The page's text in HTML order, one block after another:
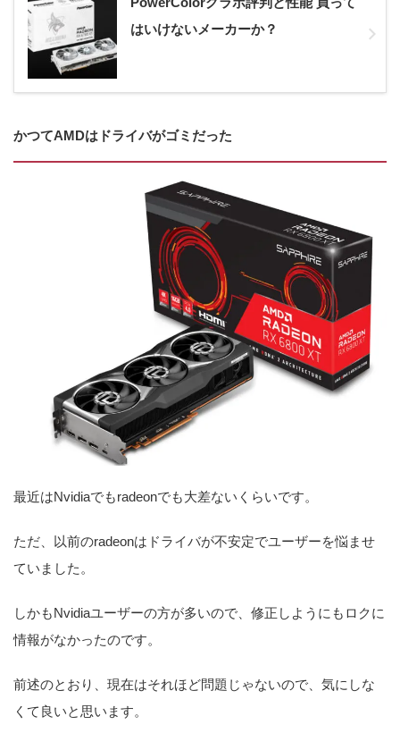
はいけないメーカーか？
かつてAMDはドライバがゴミだった
最近はNvidiaでもradeonでも大差ないくらいです。
ただ、以前のradeonはドライバが不安定でユーザーを悩ませ
ていました。
しかもNvidiaユーザーの方が多いので、修正しようにもロクに
情報がなかったのです。
前述のとおり、現在はそれほど問題じゃないので、気にしな
くて良いと思います。